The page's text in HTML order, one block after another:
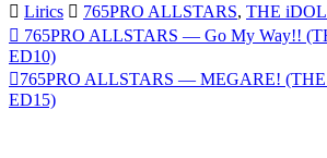
Lirics
765PRO ALLSTARS, THE
Запись
навигация
765PRO ALLSTARS — Go My Way!!
ED10)
765PRO ALLSTARS — MEGARE!
ED15)